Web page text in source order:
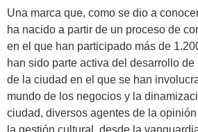
Una marca que, como se dio a
ha nacido a partir de un proceso de
en el que han participado más de
han sido parte activa del desarrollo
de la ciudad en el que se han
mundo de los negocios y la
ciudad, diversos agentes de la
la gestión cultural, desde la